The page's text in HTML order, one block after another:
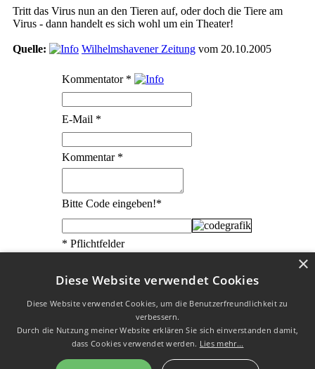
Tritt das Virus nun an den Tieren auf, oder doch die Tiere am
Virus - dann handelt es sich wohl um ein Theater!
Quelle: Wilhelmshavener Zeitung vom 20.10.2005
Kommentator *
E-Mail *
Kommentar *
Bitte Code eingeben!*
* Pflichtfelder
W3C CSS √| Letzte Aktualisierung am
06.11.2023
|Impressum| Copyright © 2003 - 2026 by Uli
Kontakt
Diese Website verwendet Cookies
Diese Website verwendet Cookies, um die Benutzerfreundlichkeit zu
verbessern.
Durch die Nutzung meiner Website erklären Sie sich einverstanden damit,
dass Cookies verwendet werden. Lies mehr...
×